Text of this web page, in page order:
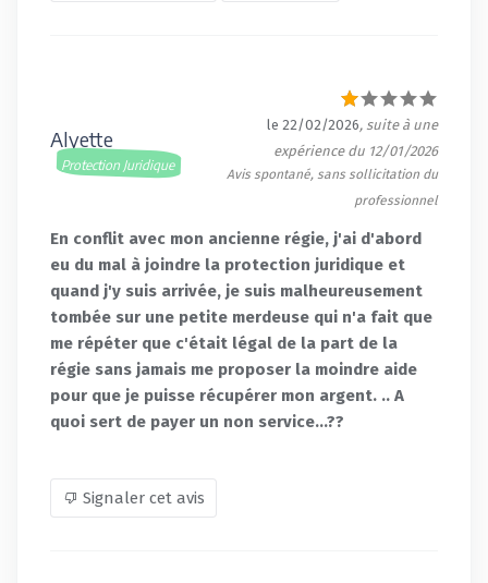
Alyette
Protection Juridique
le 22/02/2026, suite à une
expérience du 12/01/2026
Avis spontané, sans sollicitation du
professionnel
En conflit avec mon ancienne régie, j'ai d'abord
eu du mal à joindre la protection juridique et
quand j'y suis arrivée, je suis malheureusement
tombée sur une petite merdeuse qui n'a fait que
me répéter que c'était légal de la part de la
régie sans jamais me proposer la moindre aide
pour que je puisse récupérer mon argent. .. A
quoi sert de payer un non service...??
Signaler cet avis